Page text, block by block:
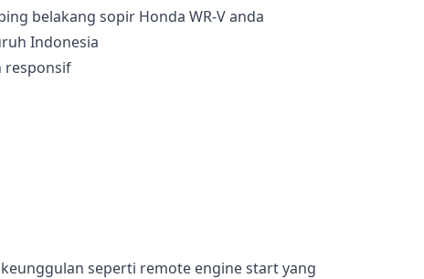
belakang sopir Honda WR-V anda
Indonesia
responsif
seperti remote engine start yang